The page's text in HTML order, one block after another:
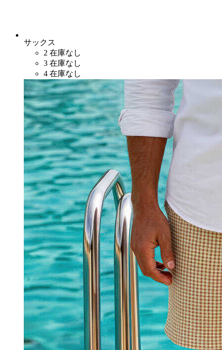
サックス
2 在庫なし
3 在庫なし
4 在庫なし